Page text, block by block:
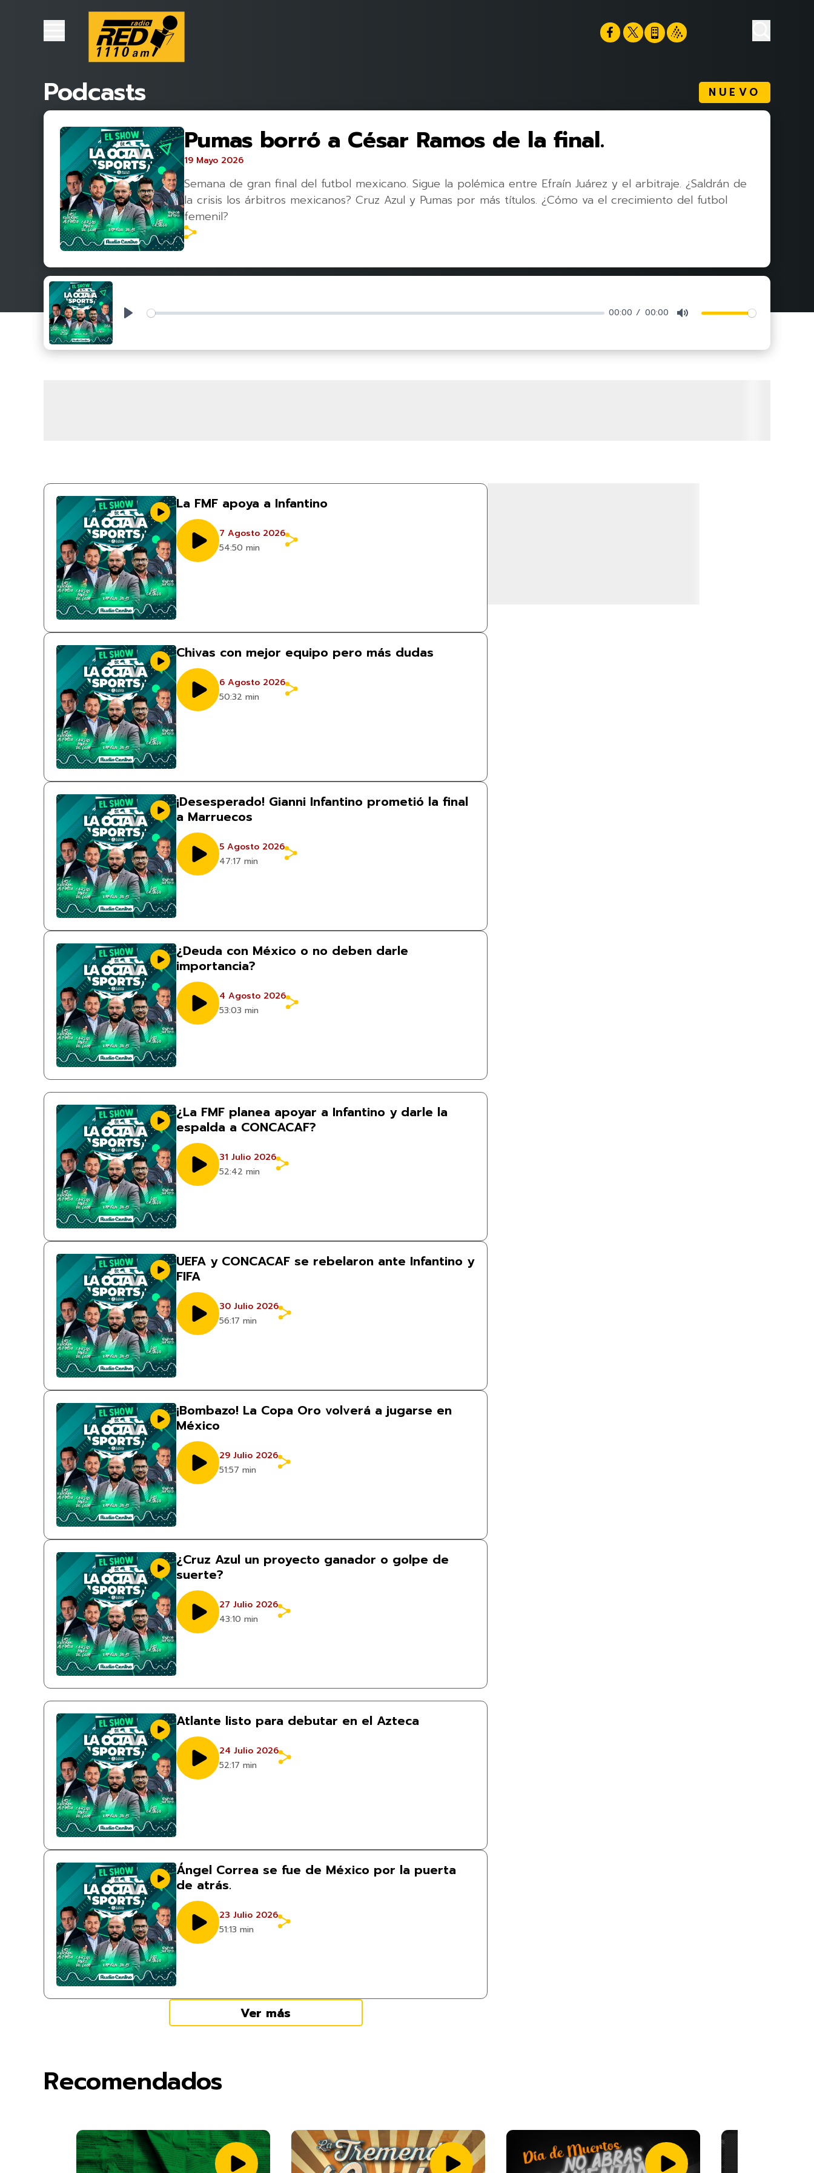
Podcasts NUEVO
Pumas borró a César Ramos de la final.
19 Mayo 2026
Semana de gran final del futbol mexicano. Sigue la polémica entre Efraín Juárez y el arbitraje. ¿Saldrán de
la crisis los árbitros mexicanos? Cruz Azul y Pumas por más títulos. ¿Cómo va el crecimiento del futbol
femenil?
Play 00:00 00:00 Mute
La FMF apoya a Infantino
7 Agosto 2026
54:50 min
Chivas con mejor equipo pero más dudas
6 Agosto 2026
50:32 min
¡Desesperado! Gianni Infantino prometió la final
a Marruecos
5 Agosto 2026
47:17 min
¿Deuda con México o no deben darle
importancia?
4 Agosto 2026
53:03 min
¿La FMF planea apoyar a Infantino y darle la
espalda a CONCACAF?
31 Julio 2026
52:42 min
UEFA y CONCACAF se rebelaron ante Infantino y
FIFA
30 Julio 2026
56:17 min
¡Bombazo! La Copa Oro volverá a jugarse en
México
29 Julio 2026
51:57 min
¿Cruz Azul un proyecto ganador o golpe de
suerte?
27 Julio 2026
43:10 min
Atlante listo para debutar en el Azteca
24 Julio 2026
52:17 min
Ángel Correa se fue de México por la puerta
de atrás.
23 Julio 2026
51:13 min
Ver más
Recomendados